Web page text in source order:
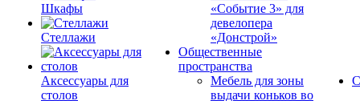
Шкафы
Стеллажи
Аксессуары для
столов
«Событие 3» для
девелопера
«Донстрой»
Общественные
пространства
Мебель для зоны
выдачи коньков во